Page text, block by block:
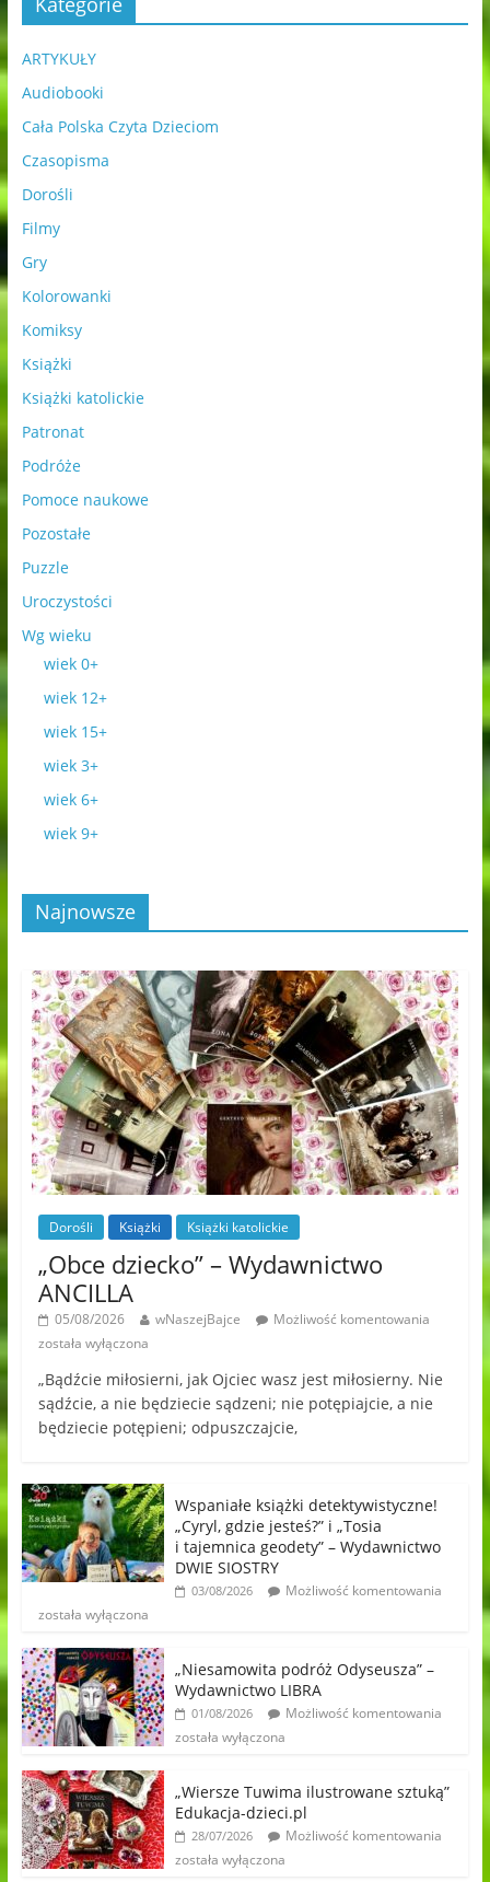
ARTYKUŁY
Audiobooki
Cała Polska Czyta Dzieciom
Czasopisma
Dorośli
Filmy
Gry
Kolorowanki
Komiksy
Książki
Książki katolickie
Patronat
Podróże
Pomoce naukowe
Pozostałe
Puzzle
Uroczystości
Wg wieku
wiek 0+
wiek 12+
wiek 15+
wiek 3+
wiek 6+
wiek 9+
Najnowsze
Dorośli Książki Książki katolickie
„Obce dziecko” – Wydawnictwo
ANCILLA
05/08/2026 wNaszejBajce
Możliwość komentowania
została wyłączona
„Bądźcie miłosierni, jak Ojciec wasz jest miłosierny. Nie
sądźcie, a nie będziecie sądzeni; nie potępiajcie, a nie
będziecie potępieni; odpuszczajcie,
Wspaniałe książki detektywistyczne!
„Cyryl, gdzie jesteś?” i „Tosia
i tajemnica geodety” – Wydawnictwo
DWIE SIOSTRY
03/08/2026
Możliwość komentowania
została wyłączona
„Niesamowita podróż Odyseusza” –
Wydawnictwo LIBRA
01/08/2026
Możliwość komentowania
została wyłączona
„Wiersze Tuwima ilustrowane sztuką”
Edukacja-dzieci.pl
28/07/2026
Możliwość komentowania
została wyłączona